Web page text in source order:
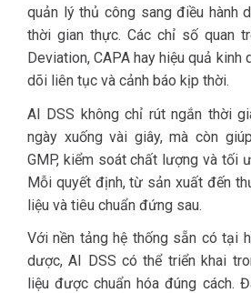
quản lý thủ công sang điều hành
thời gian thực. Các chỉ số quan
Deviation, CAPA hay hiệu quả
dõi liên tục và cảnh báo kịp thời.
AI DSS không chỉ rút ngắn thời
ngày xuống vài giây, mà còn
GMP, kiểm soát chất lượng và tối
Mỗi quyết định, từ sản xuất đến
liệu và tiêu chuẩn đứng sau.
Với nền tảng hệ thống sẵn có tại
dược, AI DSS có thể triển khai
liệu được chuẩn hóa đúng cách.